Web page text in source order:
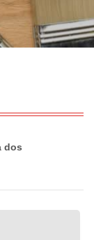
dos